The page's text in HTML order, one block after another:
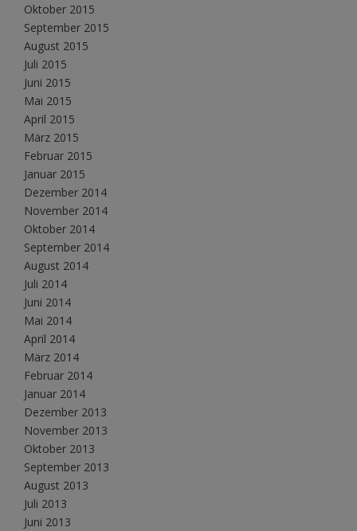
Oktober 2015
September 2015
August 2015
Juli 2015
Juni 2015
Mai 2015
April 2015
März 2015
Februar 2015
Januar 2015
Dezember 2014
November 2014
Oktober 2014
September 2014
August 2014
Juli 2014
Juni 2014
Mai 2014
April 2014
März 2014
Februar 2014
Januar 2014
Dezember 2013
November 2013
Oktober 2013
September 2013
August 2013
Juli 2013
Juni 2013